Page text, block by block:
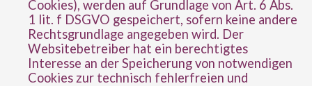
Cookies), werden auf Grundlage von Art. 6 Abs.
1 lit. f DSGVO gespeichert, sofern keine andere
Rechtsgrundlage angegeben wird. Der
Websitebetreiber hat ein berechtigtes
Interesse an der Speicherung von notwendigen
Cookies zur technisch fehlerfreien und